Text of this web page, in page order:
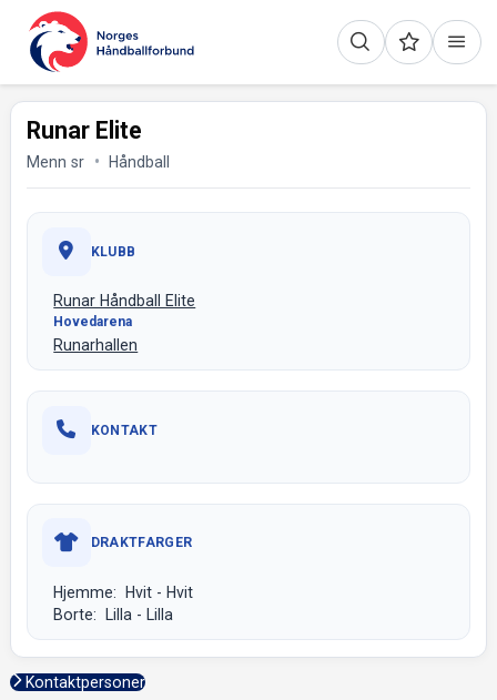
Runar Elite
Menn sr Håndball
KLUBB
Runar Håndball Elite
Hovedarena
Runarhallen
KONTAKT
DRAKTFARGER
Hjemme: Hvit - Hvit
Borte: Lilla - Lilla
Kontaktpersoner